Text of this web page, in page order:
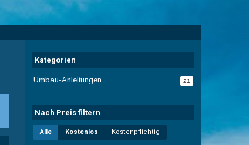
Kategorien
Umbau-Anleitungen 21
Nach Preis filtern
Alle Kostenlos Kostenpflichtig